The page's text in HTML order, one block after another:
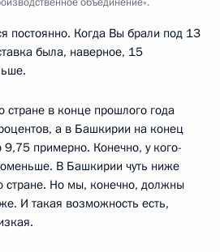
постоянно. Когда Вы брали под 13
была, наверное, 15
стране в конце прошлого года
а в Башкирии на конец
9,75 примерно. Конечно, у кого-
В Башкирии чуть ниже
стране. Но мы, конечно, должны
И такая возможность есть,